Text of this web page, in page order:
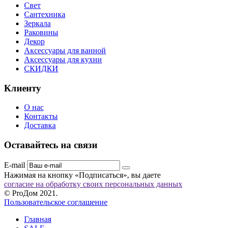
Свет
Сантехника
Зеркала
Раковины
Декор
Аксессуары для ванной
Аксессуары для кухни
СКИДКИ
Клиенту
О нас
Контакты
Доставка
Оставайтесь на связи
E-mail
Нажимая на кнопку «Подписаться», вы даете
согласие на обработку своих персональных данных
© ProДом 2021.
Пользовательское соглашение
Главная